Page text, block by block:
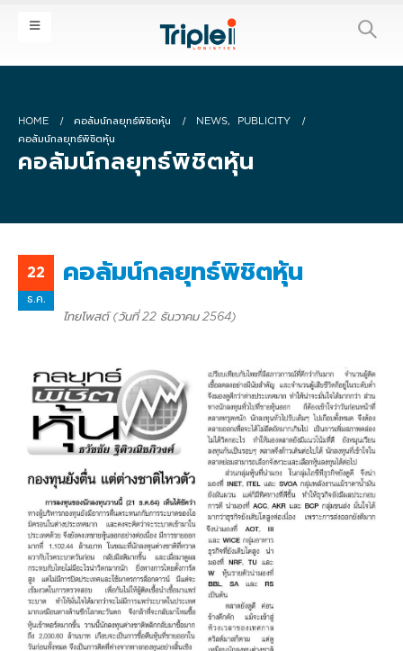
HOME คอลัมน์กลยุทธ์พิชิตหุ้น NEWS,
PUBLICITY
คอลัมน์กลยุทธ์พิชิตหุ้น
คอลัมน์กลยุทธ์พิชิตหุ้น
22
ธ.ค.
คอลัมน์กลยุทธ์พิชิตหุ้น
ไทยโพสต์ (วันที่ 22 ธันวาคม 2564)